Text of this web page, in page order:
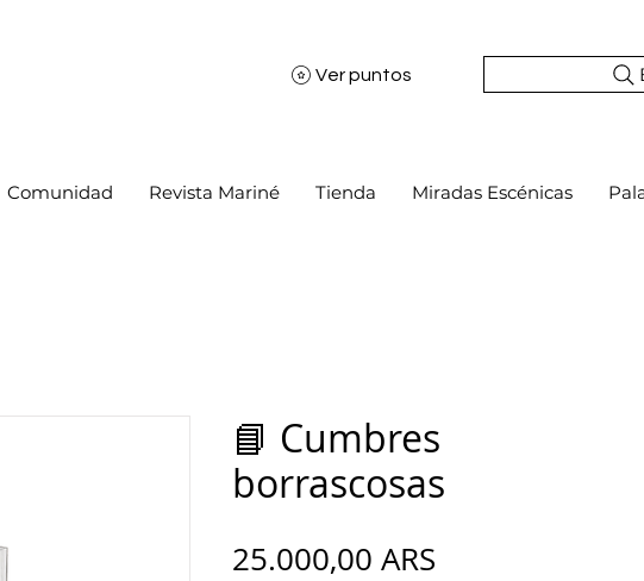
Ver puntos
Comunidad Revista Mariné Tienda Miradas Escénicas
📘 Cumbres
borrascosas
25.000,00 ARS